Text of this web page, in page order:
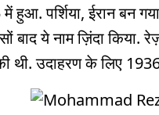
हुआ. पर्शिया, ईरान बन
बाद ये नाम ज़िंदा
थी. उदाहरण के लिए